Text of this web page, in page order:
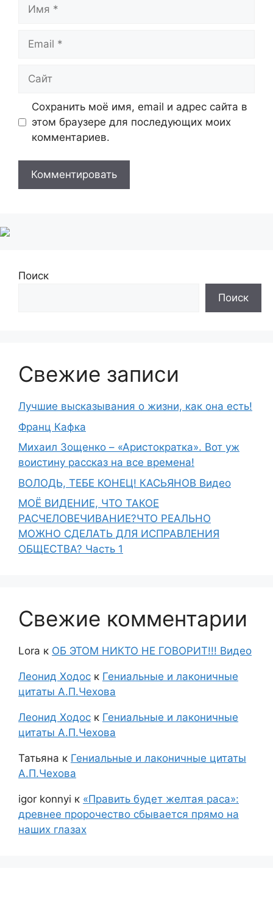
Сохранить моё имя, email и адрес сайта в
этом браузере для последующих моих
комментариев.
Поиск
Поиск
Свежие записи
Лучшие высказывания о жизни, как она есть!
Франц Кафка
Михаил Зощенко – «Аристократка». Вот уж
воистину рассказ на все времена!
ВОЛОДЬ, ТЕБЕ КОНЕЦ! КАСЬЯНОВ Видео
МОЁ ВИДЕНИЕ, ЧТО ТАКОЕ
РАСЧЕЛОВЕЧИВАНИЕ?ЧТО РЕАЛЬНО
МОЖНО СДЕЛАТЬ ДЛЯ ИСПРАВЛЕНИЯ
ОБЩЕСТВА? Часть 1
Свежие комментарии
Lora к ОБ ЭТОМ НИКТО НЕ ГОВОРИТ!!! Видео
Леонид Ходос к Гениальные и лаконичные
цитаты А.П.Чехова
Леонид Ходос к Гениальные и лаконичные
цитаты А.П.Чехова
Татьяна к Гениальные и лаконичные цитаты
А.П.Чехова
igor konnyi к «Править будет желтая раса»:
древнее пророчество сбывается прямо на
наших глазах